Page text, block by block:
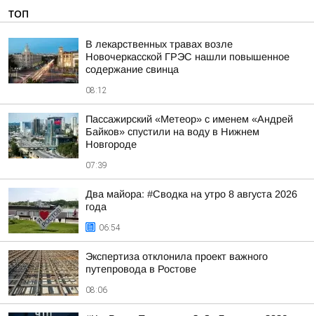
ТОП
В лекарственных травах возле
Новочеркасской ГРЭС нашли повышенное
содержание свинца
08:12
Пассажирский «Метеор» с именем «Андрей
Байков» спустили на воду в Нижнем
Новгороде
07:39
Два майора: #Сводка на утро 8 августа 2026
года
06:54
Экспертиза отклонила проект важного
путепровода в Ростове
08:06